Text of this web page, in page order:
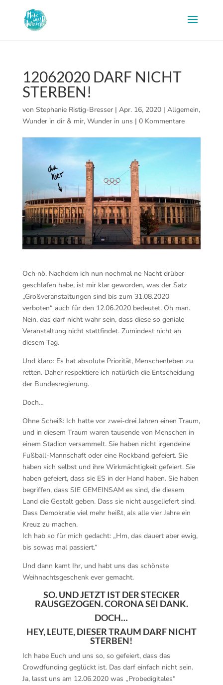
12062020 DARF NICHT
STERBEN!
von Stephanie Ristig-Bresser| Apr. 16, 2020| Allgemein,
Wunder in dir & mir, Wunder in uns | 0 Kommentare
Och nö. Nachdem ich nun nochmal ne Nacht drüber
geschlafen habe, ist mir klar geworden, was der Satz
„Großveranstaltungen sind bis zum 31.08.2020
verboten“ auch für den 12.06.2020 bedeutet. Oh man.
Nein, das darf nicht wahr sein, dass diese so geniale
Veranstaltung nicht stattfindet. Zumindest nicht an
diesem Tag.
Und klaro: Es hat absolute Priorität, Menschenleben zu
retten. Daher respektiere ich natürlich die Entscheidung
der Bundesregierung.
Doch…
Ohne Scheiß: Ich hatte vor zwei-drei Jahren einen Traum,
und in diesem Traum waren tausende von Menschen in
einem Stadion versammelt. Sie haben nicht irgendeine
Fußball-Mannschaft oder eine Rockband gefeiert. Sie
haben sich selbst und ihre Wirkmächtigkeit gefeiert. Sie
haben gefeiert, dass sie ES in der Hand haben. Sie haben
begriffen, dass SIE GEMEINSAM es sind, die diesem
Land die Gestalt geben. Dass sie nicht ausgeliefert sind.
Dass Demokratie viel mehr heißt, als alle vier Jahre ein
Kreuz zu machen.
Ich hab so für mich gedacht: „Hm, das dauert aber ewig,
bis sowas mal passiert.“
Und dann kamt Ihr, und habt uns das schönste
Weihnachtsgeschenk ever gemacht.
SO. UND JETZT IST DER STECKER
RAUSGEZOGEN. CORONA SEI DANK.
DOCH…
HEY, LEUTE, DIESER TRAUM DARF NICHT
STERBEN!
Ich habe Euch und uns so, so gefeiert, dass das
Crowdfunding geglückt ist. Das darf einfach nicht sein.
Ja, lasst uns am 12.06.2020 was „Probedigitales“